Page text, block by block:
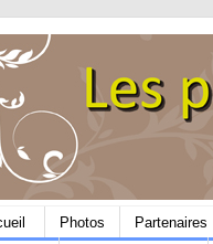
Photos Partenaires